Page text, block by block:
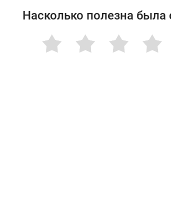
Насколько полезна была